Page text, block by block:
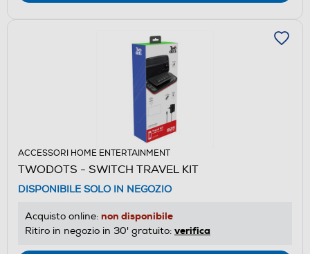
ACCESSORI HOME ENTERTAINMENT
TWODOTS - SWITCH TRAVEL KIT
DISPONIBILE SOLO IN NEGOZIO
Acquisto online: non disponibile
Ritiro in negozio in 30' gratuito: verifica